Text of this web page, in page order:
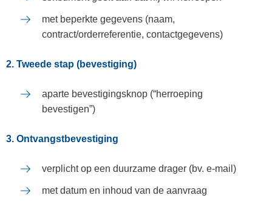
met beperkte gegevens (naam,
contract/orderreferentie, contactgegevens)
2. Tweede stap (bevestiging)
aparte bevestigingsknop (“herroeping
bevestigen”)
3. Ontvangstbevestiging
verplicht op een duurzame drager (bv. e-mail)
met datum en inhoud van de aanvraag